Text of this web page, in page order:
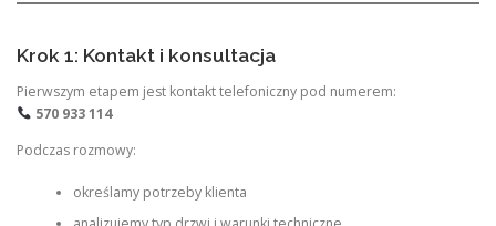
Krok 1: Kontakt i konsultacja
Pierwszym etapem jest kontakt telefoniczny pod numerem:
570 933 114
Podczas rozmowy:
określamy potrzeby klienta